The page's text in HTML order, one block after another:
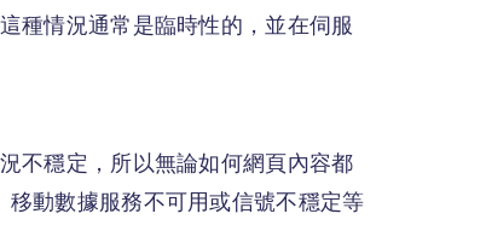
種情況通常是臨時性的，並在伺服
不穩定，所以無論如何網頁內容都
動數據服務不可用或信號不穩定等